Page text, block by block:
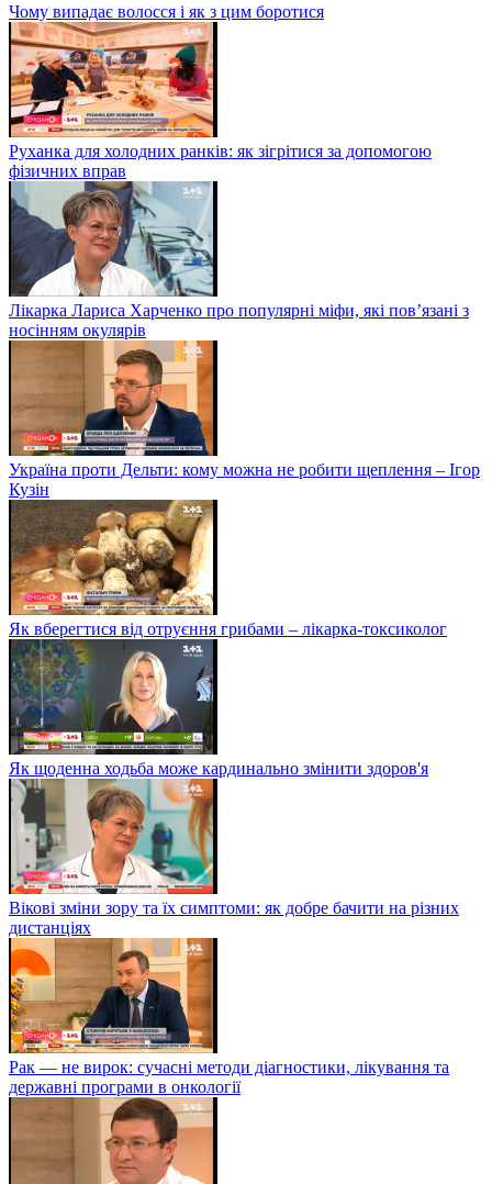
Чому випадає волосся і як з цим боротися
Руханка для холодних ранків: як зігрітися за допомогою
фізичних вправ
Лікарка Лариса Харченко про популярні міфи, які пов’язані з
носінням окулярів
Україна проти Дельти: кому можна не робити щеплення – Ігор
Кузін
Як вберегтися від отруєння грибами – лікарка-токсиколог
Як щоденна ходьба може кардинально змінити здоров'я
Вікові зміни зору та їх симптоми: як добре бачити на різних
дистанціях
Рак — не вирок: сучасні методи діагностики, лікування та
державні програми в онкології